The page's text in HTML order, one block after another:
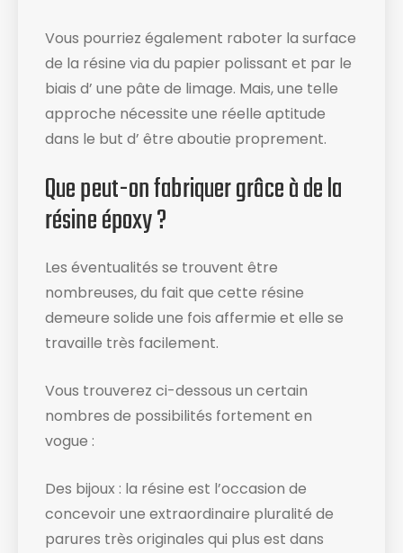
Vous pourriez également raboter la surface
de la résine via du papier polissant et par le
biais d’ une pâte de limage. Mais, une telle
approche nécessite une réelle aptitude
dans le but d’ être aboutie proprement.
Que peut-on fabriquer grâce à de la
résine époxy ?
Les éventualités se trouvent être
nombreuses, du fait que cette résine
demeure solide une fois affermie et elle se
travaille très facilement.
Vous trouverez ci-dessous un certain
nombres de possibilités fortement en
vogue :
Des bijoux : la résine est l’occasion de
concevoir une extraordinaire pluralité de
parures très originales qui plus est dans